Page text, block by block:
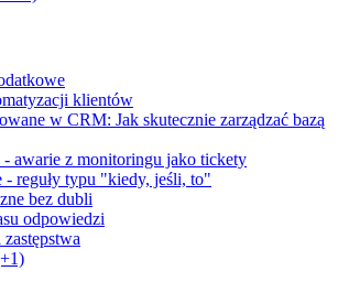
klientów
w CRM: Jak skutecznie zarządzać bazą
- awarie z monitoringu jako tickety
- reguły typu "kiedy, jeśli, to"
bez dubli
odpowiedzi